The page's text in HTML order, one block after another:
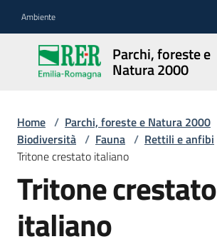
Ambiente
Parchi, foreste e
Natura 2000
Parchi,
foreste
e
2000
Aree
Protette
Home / Parchi, foreste e Natura 2000
Biodiversità / Fauna / Rettili e anfibi
Tritone crestato italiano
Tritone crestato
italiano